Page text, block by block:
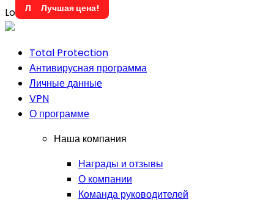
Loading...
Total Protection
Антивирусная программа
Личные данные
VPN
О программе
Наша компания
Награды и отзывы
О компании
Команда руководителей
Лучшая цена!
Лучшая цена!